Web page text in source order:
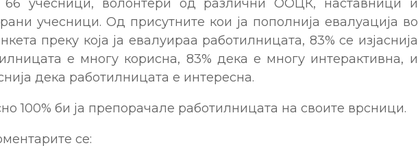
66 учесници, волонтери од различни ООЦК, наставници и
учесници. Од присутните кои ја пополнија евалуација во
преку која ја евалуираа работилницата, 83% се изјаснија
е многу корисна, 83% дека е многу интерактивна, и
дека работилницата е интересна.
100% би ја препорачале работилницата на своите врсници.
се: